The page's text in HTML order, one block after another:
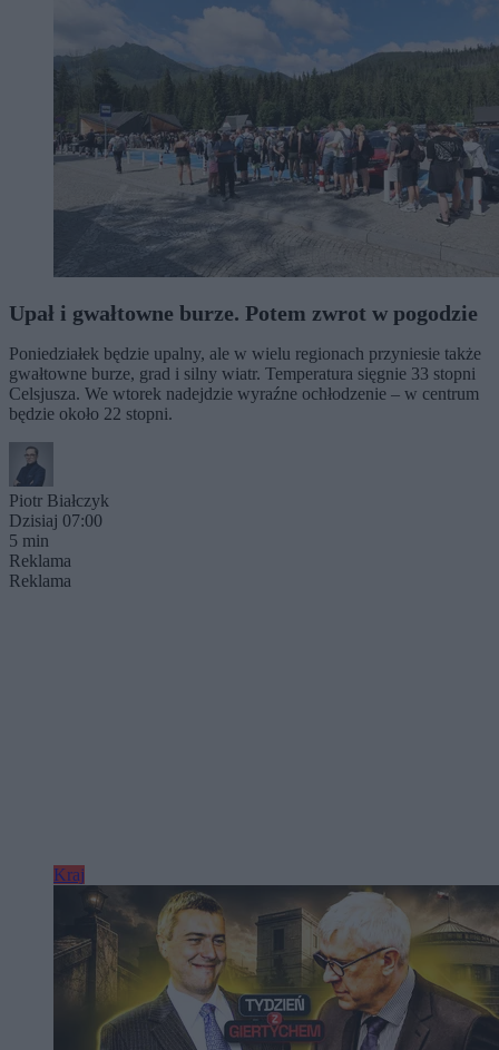
Upał i gwałtowne burze. Potem zwrot w pogodzie
Poniedziałek będzie upalny, ale w wielu regionach przyniesie także
gwałtowne burze, grad i silny wiatr. Temperatura sięgnie 33 stopni
Celsjusza. We wtorek nadejdzie wyraźne ochłodzenie – w centrum
będzie około 22 stopni.
Piotr Białczyk
Dzisiaj 07:00
5 min
Reklama
Reklama
Kraj